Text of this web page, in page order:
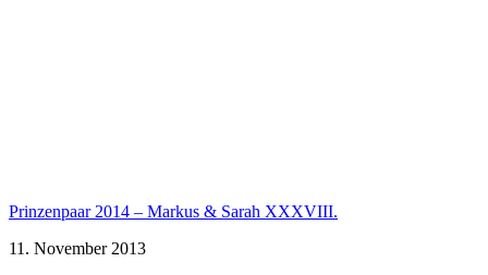
Prinzenpaar 2014 – Markus & Sarah XXXVIII.
11. November 2013